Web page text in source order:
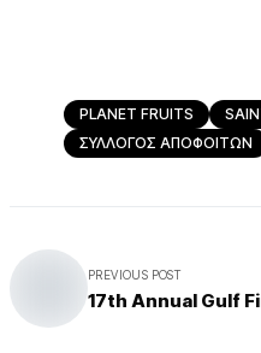
PLANET FRUITS
ΣΥΛΛΟΓΟΣ ΑΠΟΦΟΙΤΩΝ
PREVIOUS POST
17th Annual Gulf